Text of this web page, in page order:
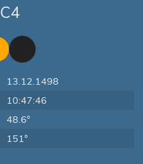
C4
13.12.1498
10:47:46
48.6°
151°